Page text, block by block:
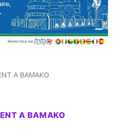
A BAMAKO
A BAMAKO